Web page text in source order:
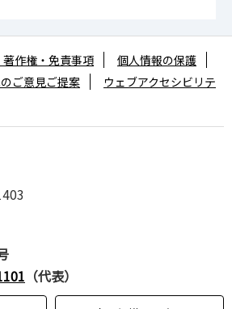
（代表）
著作権・免責事項
個人情報の保護
ご意見ご提案
ウェブアクセシビリテ